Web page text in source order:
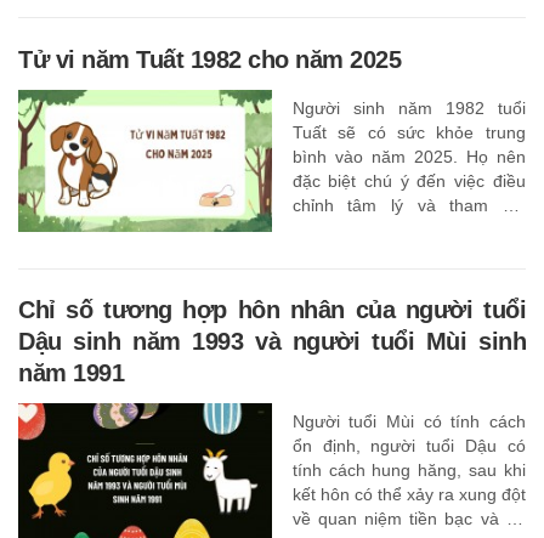
Tử vi năm Tuất 1982 cho năm 2025
Người sinh năm 1982 tuổi
Tuất sẽ có sức khỏe trung
bình vào năm 2025. Họ nên
đặc biệt chú ý đến việc điều
chỉnh tâm lý và tham gia
Chỉ số tương hợp hôn nhân của người tuổi
Dậu sinh năm 1993 và người tuổi Mùi sinh
năm 1991
Người tuổi Mùi có tính cách
ổn định, người tuổi Dậu có
tính cách hung hăng, sau khi
kết hôn có thể xảy ra xung đột
về quan niệm tiền bạc và sự